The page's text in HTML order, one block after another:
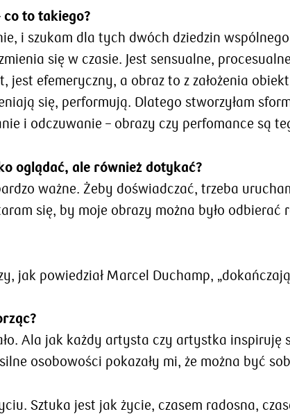
to takiego?
i szukam dla tych dwóch dziedzin
się w czasie. Jest sensualne,
jest efemeryczny, a obraz to z założenia
się, performują. Dlatego stworzyłam
i odczuwanie – obrazy czy perfomance są
oglądać, ale również dotykać?
ważne. Żeby doświadczać, trzeba
się, by moje obrazy można było
jak powiedział Marcel Duchamp,
Ala jak każdy artysta czy artystka
osobowości pokazały mi, że można być
Sztuka jest jak życie, czasem radosna,